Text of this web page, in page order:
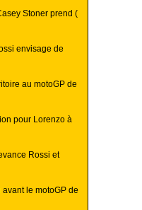
Stoner prend (
envisage de
au motoGP de
pour Lorenzo à
Rossi et
le motoGP de